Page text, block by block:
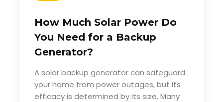
How Much Solar Power Do
You Need for a Backup
Generator?
A solar backup generator can safeguard
your home from power outages, but its
efficacy is determined by its size. Many